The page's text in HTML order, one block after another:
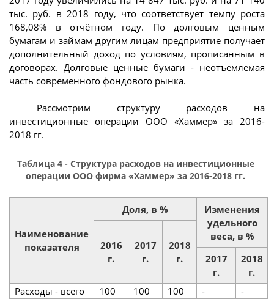
тыс. руб. в 2018 году, что соответствует темпу роста
168,08% в отчётном году. По долговым ценным
бумагам и займам другим лицам предприятие получает
дополнительный доход по условиям, прописанным в
договорах. Долговые ценные бумаги - неотъемлемая
часть современного фондового рынка.
Рассмотрим структуру расходов на
инвестиционные операции ООО «Хаммер» за 2016-
2018 гг.
Таблица 4 - Структура расходов на инвестиционные
операции ООО фирма «Хаммер» за 2016-2018 гг.
Наименование
показателя
Доля, в %
Изменения
удельного
веса, в %
2016
г.
2017
г.
2018
г.
2017
г.
2018
г.
Расходы - всего
100 100 100 -
-